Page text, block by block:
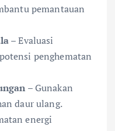
pemantauan
– Evaluasi
penghematan
– Gunakan
daur ulang.
energi